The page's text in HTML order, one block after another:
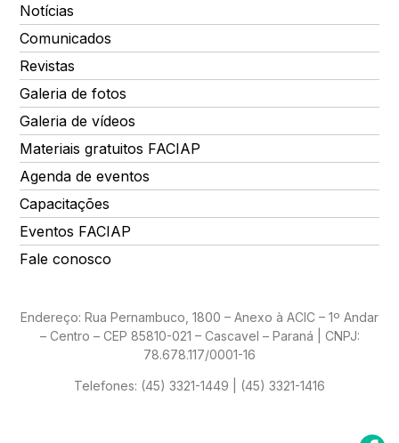
Notícias
Comunicados
Revistas
Galeria de fotos
Galeria de vídeos
Materiais gratuitos FACIAP
Agenda de eventos
Capacitações
Eventos FACIAP
Fale conosco
Endereço: Rua Pernambuco, 1800 – Anexo à ACIC – 1º Andar
– Centro – CEP 85810-021 – Cascavel – Paraná | CNPJ:
78.678.117/0001-16
Telefones: (45) 3321-1449 | (45) 3321-1416